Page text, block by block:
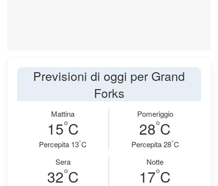
Previsioni di oggi per Grand
Forks
Mattina
15°C
Percepita 13°C
Pomeriggio
28°C
Percepita 28°C
Sera
32°C
Notte
17°C